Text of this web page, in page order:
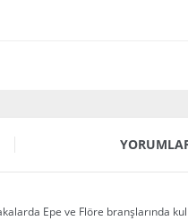
Epe ve Flöre branşlarında